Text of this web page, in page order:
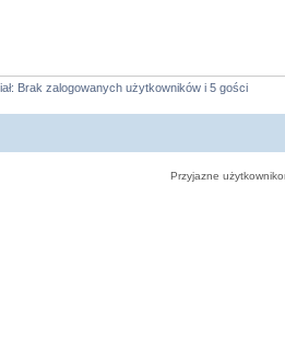
Brak zalogowanych użytkowników i 5 gości
Przyjazne